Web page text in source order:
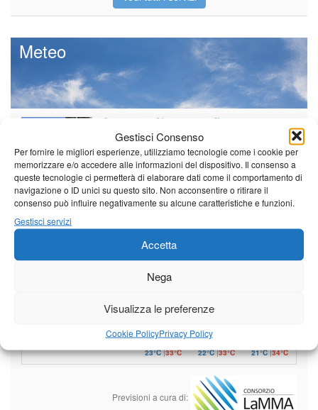
Gestisci Consenso
Per fornire le migliori esperienze, utilizziamo tecnologie come i cookie per
memorizzare e/o accedere alle informazioni del dispositivo. Il consenso a
queste tecnologie ci permetterà di elaborare dati come il comportamento di
navigazione o ID unici su questo sito. Non acconsentire o ritirare il
consenso può influire negativamente su alcune caratteristiche e funzioni.
Gestisci servizi
Accetta
Nega
Visualizza le preferenze
Cookie PolicyPrivacy Policy
Meteo
Il tempo di questo fine
settimana. temperature ancora
ben al di sopra dei valori
stagionali
Leggi tutto…
Sabato Domenica Lunedì
Borgo a Mozzano
23°C 33°C
23°C|33°C 22°C|33°C 21°C|34°C
Previsioni a cura di: